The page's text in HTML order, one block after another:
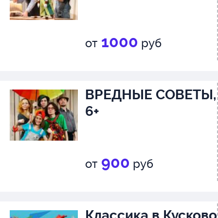
от 1000 руб
ВРЕДНЫЕ СОВЕТЫ,
6+
от 900 руб